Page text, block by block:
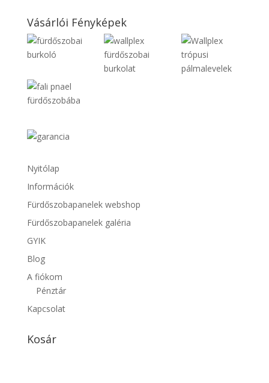
Vásárlói Fényképek
Nyitólap
Információk
Fürdőszobapanelek webshop
Fürdőszobapanelek galéria
GYIK
Blog
A fiókom
Pénztár
Kapcsolat
Kosár